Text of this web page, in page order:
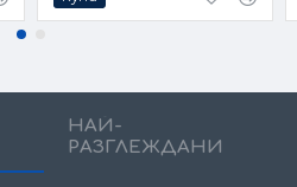
НАЙ-
РАЗГЛЕЖДАНИ